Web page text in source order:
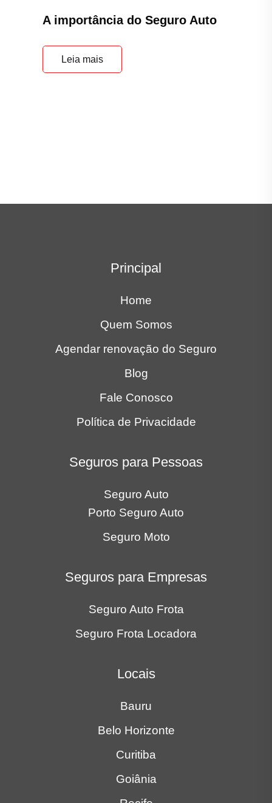
A importância do Seguro Auto
Leia mais
Principal
Home
Quem Somos
Agendar renovação do Seguro
Blog
Fale Conosco
Política de Privacidade
Seguros para Pessoas
Seguro Auto
Porto Seguro Auto
Seguro Moto
Seguros para Empresas
Seguro Auto Frota
Seguro Frota Locadora
Locais
Bauru
Belo Horizonte
Curitiba
Goiânia